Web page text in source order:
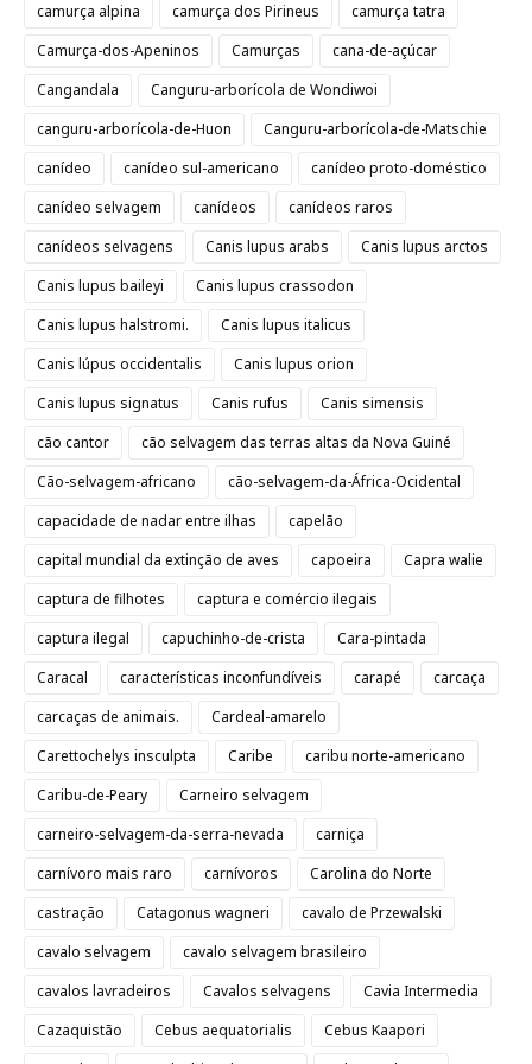
camurça alpina
camurça dos Pirineus
camurça tatra
Camurça-dos-Apeninos
Camurças
cana-de-açúcar
Cangandala
Canguru-arborícola de Wondiwoi
canguru-arborícola-de-Huon
Canguru-arborícola-de-Matschie
canídeo
canídeo sul-americano
canídeo proto-doméstico
canídeo selvagem
canídeos
canídeos raros
canídeos selvagens
Canis lupus arabs
Canis lupus arctos
Canis lupus baileyi
Canis lupus crassodon
Canis lupus halstromi.
Canis lupus italicus
Canis lúpus occidentalis
Canis lupus orion
Canis lupus signatus
Canis rufus
Canis simensis
cão cantor
cão selvagem das terras altas da Nova Guiné
Cão-selvagem-africano
cão-selvagem-da-África-Ocidental
capacidade de nadar entre ilhas
capelão
capital mundial da extinção de aves
capoeira
Capra walie
captura de filhotes
captura e comércio ilegais
captura ilegal
capuchinho-de-crista
Cara-pintada
Caracal
características inconfundíveis carapé
carcaça
carcaças de animais.
Cardeal-amarelo
Carettochelys insculpta
Caribe
caribu norte-americano
Caribu-de-Peary
Carneiro selvagem
carneiro-selvagem-da-serra-nevada
carniça
carnívoro mais raro
carnívoros
Carolina do Norte
castração
Catagonus wagneri
cavalo de Przewalski
cavalo selvagem
cavalo selvagem brasileiro
cavalos lavradeiros
Cavalos selvagens
Cavia Intermedia
Cazaquistão
Cebus aequatorialis
Cebus Kaapori